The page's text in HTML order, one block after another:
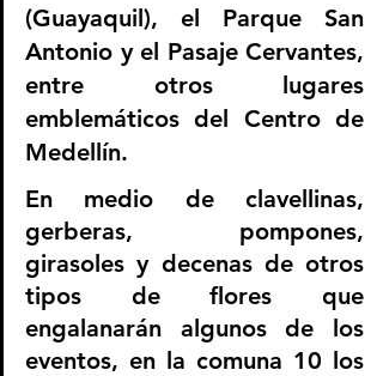
(Guayaquil), el Parque San
Antonio y el Pasaje Cervantes,
entre otros lugares
emblemáticos del Centro de
Medellín.
En medio de clavellinas,
gerberas, pompones,
girasoles y decenas de otros
tipos de flores que
engalanarán algunos de los
eventos, en la comuna 10 los